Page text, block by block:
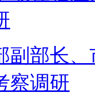
副部长
察调研